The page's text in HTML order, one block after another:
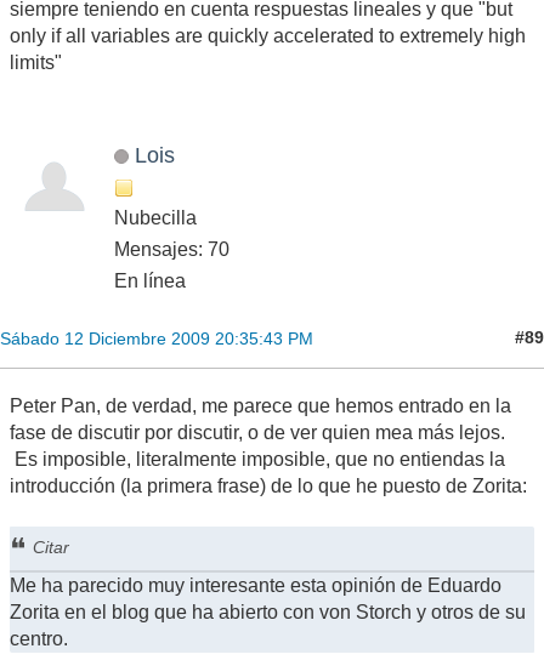
siempre teniendo en cuenta respuestas lineales y que "but
only if all variables are quickly accelerated to extremely high
limits"
Lois
Nubecilla
Mensajes: 70
En línea
Sábado 12 Diciembre 2009 20:35:43 PM #89
Peter Pan, de verdad, me parece que hemos entrado en la
fase de discutir por discutir, o de ver quien mea más lejos.
Es imposible, literalmente imposible, que no entiendas la
introducción (la primera frase) de lo que he puesto de Zorita:
Citar
Me ha parecido muy interesante esta opinión de Eduardo
Zorita en el blog que ha abierto con von Storch y otros de su
centro.